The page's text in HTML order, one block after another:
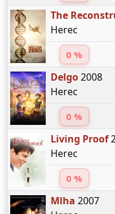
The
Herec
0 %
Delgo2008
Herec
0 %
Living Proof
Herec
0 %
Mlha 2007